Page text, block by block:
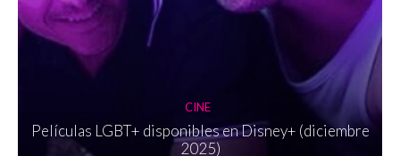
CINE
Películas LGBT+ disponibles en Disney+ (diciembre
2025)